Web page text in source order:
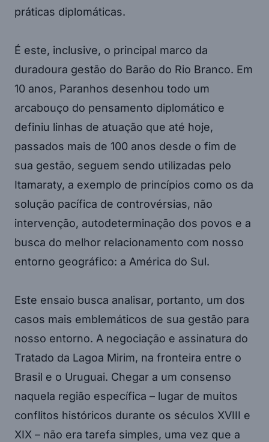
práticas diplomáticas.
É este, inclusive, o principal marco da
duradoura gestão do Barão do Rio Branco. Em
10 anos, Paranhos desenhou todo um
arcabouço do pensamento diplomático e
definiu linhas de atuação que até hoje,
passados mais de 100 anos desde o fim de
sua gestão, seguem sendo utilizadas pelo
Itamaraty, a exemplo de princípios como os da
solução pacífica de controvérsias, não
intervenção, autodeterminação dos povos e a
busca do melhor relacionamento com nosso
entorno geográfico: a América do Sul.
Este ensaio busca analisar, portanto, um dos
casos mais emblemáticos de sua gestão para
nosso entorno. A negociação e assinatura do
Tratado da Lagoa Mirim, na fronteira entre o
Brasil e o Uruguai. Chegar a um consenso
naquela região específica – lugar de muitos
conflitos históricos durante os séculos XVIII e
XIX – não era tarefa simples, uma vez que a